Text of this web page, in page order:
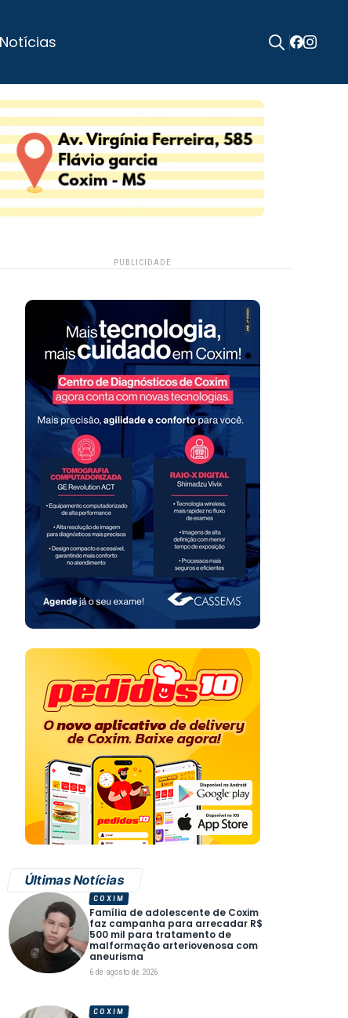
PUBLICIDADE
Últimas Notícias
Família de adolescente de Coxim
faz campanha para arrecadar R$
500 mil para tratamento de
malformação arteriovenosa com
aneurisma
6 de agosto de 2026
COXIM
COXIM